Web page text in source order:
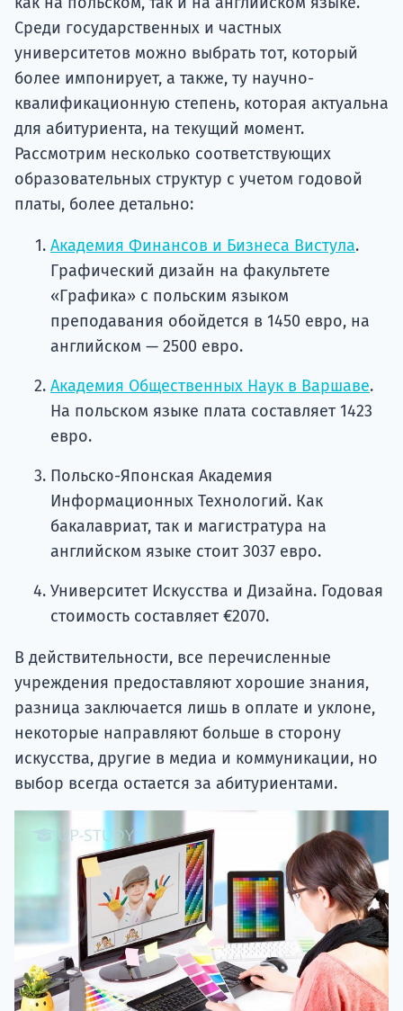
Среди государственных и частных
университетов можно выбрать тот, который
более импонирует, а также, ту научно-
квалификационную степень, которая актуальна
для абитуриента, на текущий момент.
Рассмотрим несколько соответствующих
образовательных структур с учетом годовой
платы, более детально:
Академия Финансов и Бизнеса Вистула.
Графический дизайн на факультете
«Графика» с польским языком
преподавания обойдется в 1450 евро, на
английском — 2500 евро.
Академия Общественных Наук в Варшаве.
На польском языке плата составляет 1423
евро.
Польско-Японская Академия
Информационных Технологий. Как
бакалавриат, так и магистратура на
английском языке стоит 3037 евро.
Университет Искусства и Дизайна. Годовая
стоимость составляет €2070.
В действительности, все перечисленные
учреждения предоставляют хорошие знания,
разница заключается лишь в оплате и уклоне,
некоторые направляют больше в сторону
искусства, другие в медиа и коммуникации, но
выбор всегда остается за абитуриентами.